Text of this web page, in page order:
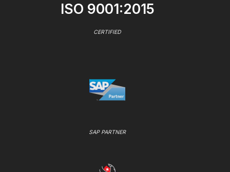
ISO 9001:2015
CERTIFIED
SAP PARTNER